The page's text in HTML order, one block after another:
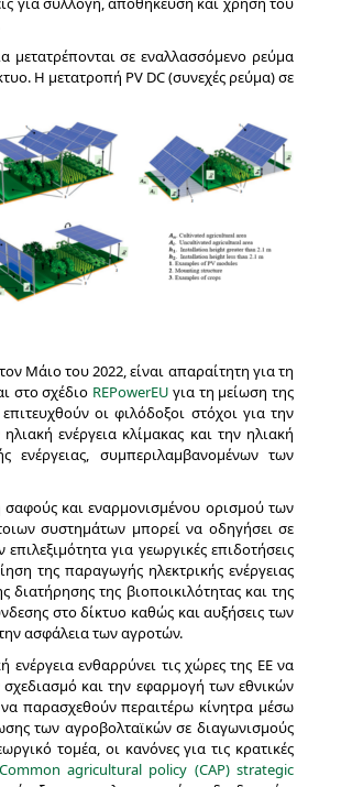
μετατρέπονται σε εναλλασσόμενο ρεύμα
Η μετατροπή PV DC (συνεχές ρεύμα) σε
Μάιο του 2022, είναι απαραίτητη για τη
στο σχέδιο REPowerEU για τη μείωση της
οι φιλόδοξοι στόχοι για την
ενέργεια κλίμακας και την ηλιακή
ενέργειας, συμπεριλαμβανομένων των
σαφούς και εναρμονισμένου ορισμού των
συστημάτων μπορεί να οδηγήσει σε
για γεωργικές επιδοτήσεις
της παραγωγής ηλεκτρικής ενέργειας
της βιοποικιλότητας και της
στο δίκτυο καθώς και αυξήσεις των
ασφάλεια των αγροτών.
ενθαρρύνει τις χώρες της ΕΕ να
και την εφαρμογή των εθνικών
παρασχεθούν περαιτέρω κίνητρα μέσω
των αγροβολταϊκών σε διαγωνισμούς
τομέα, οι κανόνες για τις κρατικές
agricultural policy (CAP) strategic